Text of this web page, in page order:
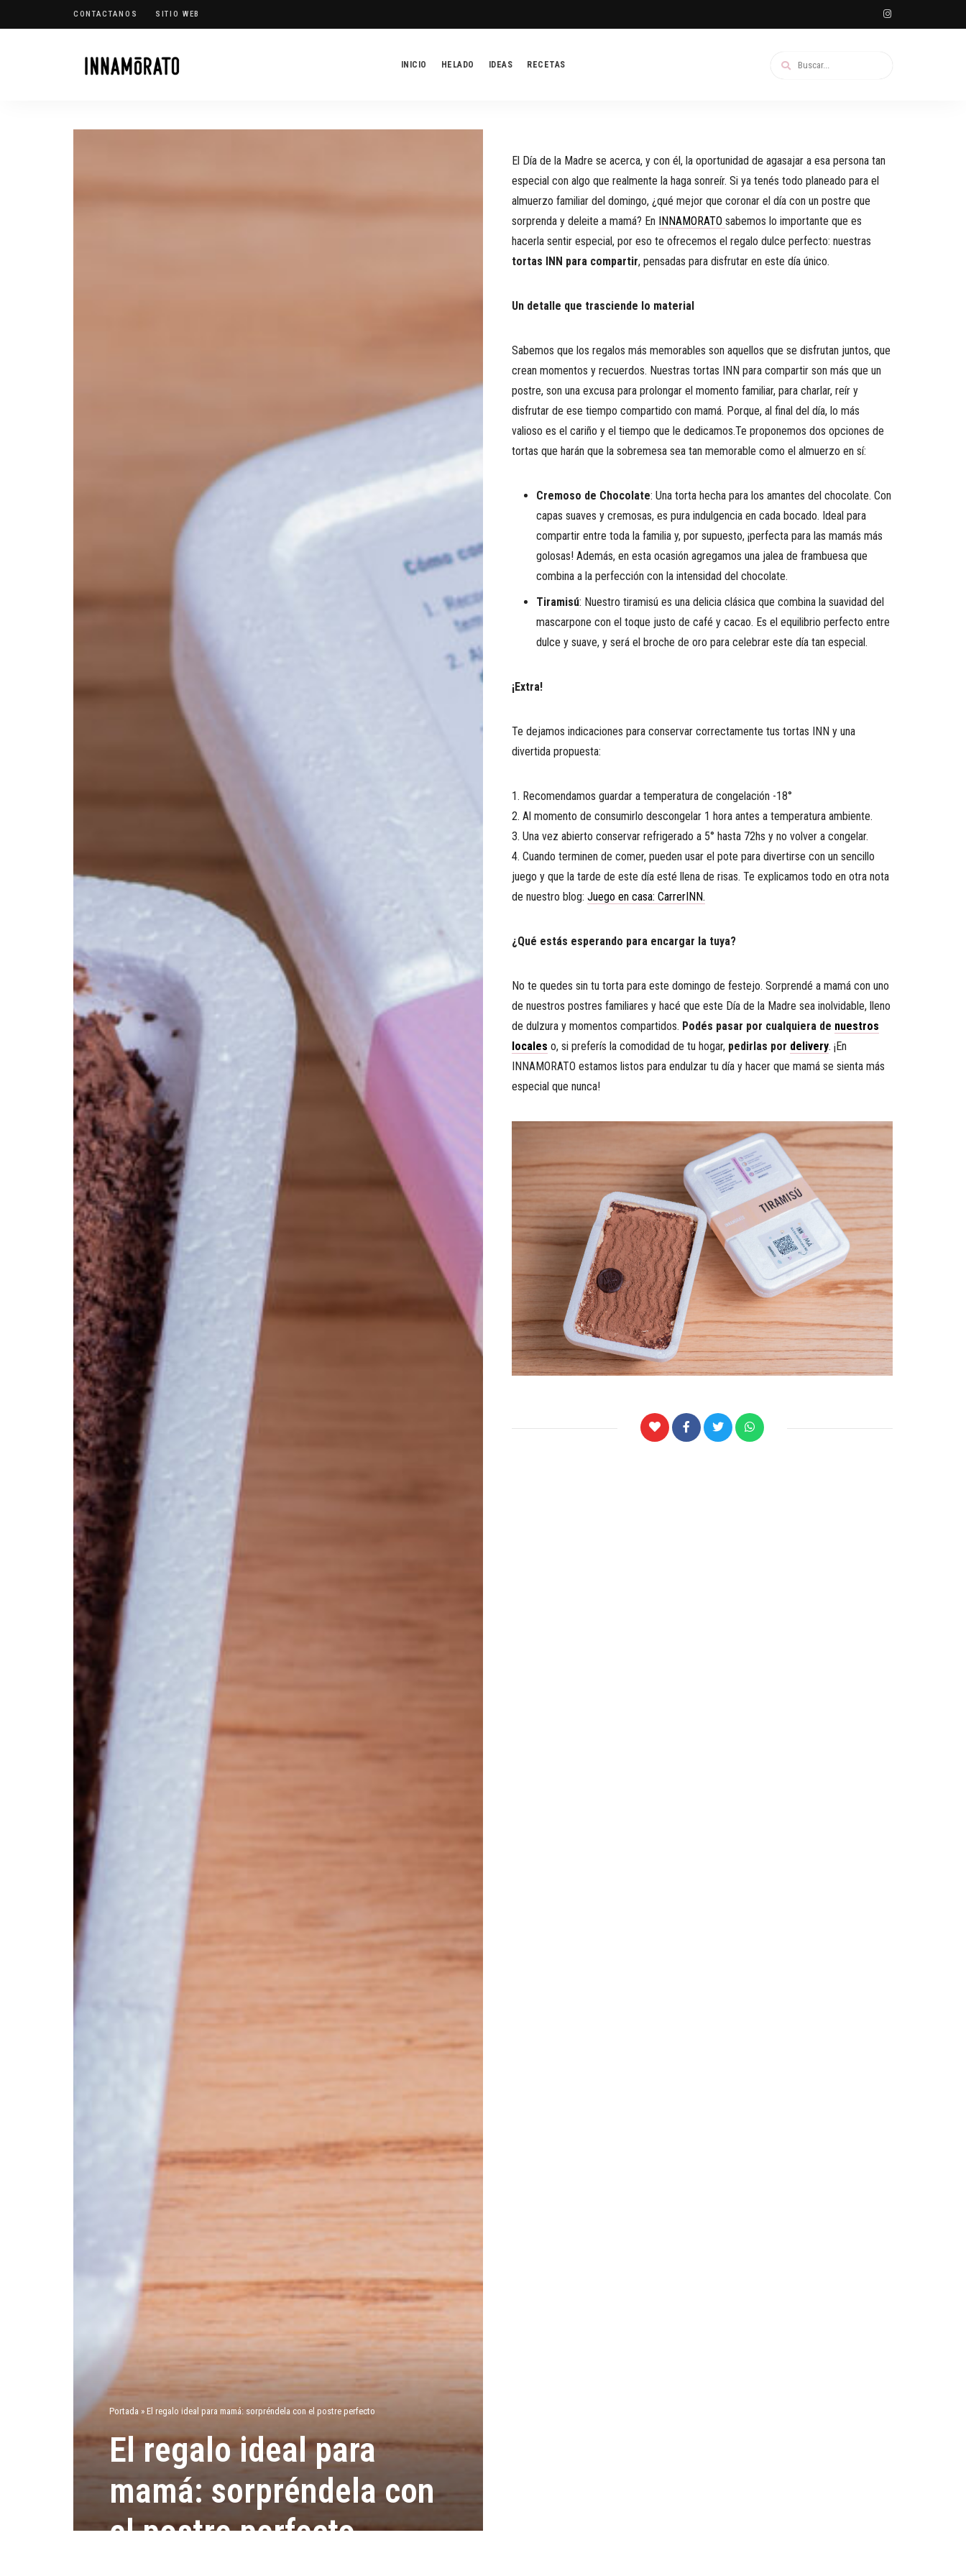
CONTACTANOS SITIO WEB
Blog
INICIO HELADO IDEAS RECETAS
Portada » El regalo ideal para mamá: sorpréndela con el postre perfecto
El regalo ideal para
mamá: sorpréndela con
el postre perfecto
El Día de la Madre se acerca, y con él, la oportunidad de agasajar a esa persona tan
especial con algo que realmente la haga sonreír. Si ya tenés todo planeado para el
almuerzo familiar del domingo, ¿qué mejor que coronar el día con un postre que
sorprenda y deleite a mamá? En INNAMORATO sabemos lo importante que es
hacerla sentir especial, por eso te ofrecemos el regalo dulce perfecto: nuestras
tortas INN para compartir, pensadas para disfrutar en este día único.
Un detalle que trasciende lo material
Sabemos que los regalos más memorables son aquellos que se disfrutan juntos, que
crean momentos y recuerdos. Nuestras tortas INN para compartir son más que un
postre, son una excusa para prolongar el momento familiar, para charlar, reír y
disfrutar de ese tiempo compartido con mamá. Porque, al final del día, lo más
valioso es el cariño y el tiempo que le dedicamos.Te proponemos dos opciones de
tortas que harán que la sobremesa sea tan memorable como el almuerzo en sí:
Cremoso de Chocolate: Una torta hecha para los amantes del chocolate. Con
capas suaves y cremosas, es pura indulgencia en cada bocado. Ideal para
compartir entre toda la familia y, por supuesto, ¡perfecta para las mamás más
golosas! Además, en esta ocasión agregamos una jalea de frambuesa que
combina a la perfección con la intensidad del chocolate.
Tiramisú: Nuestro tiramisú es una delicia clásica que combina la suavidad del
mascarpone con el toque justo de café y cacao. Es el equilibrio perfecto entre
dulce y suave, y será el broche de oro para celebrar este día tan especial.
¡Extra!
Te dejamos indicaciones para conservar correctamente tus tortas INN y una
divertida propuesta:
1. Recomendamos guardar a temperatura de congelación -18°
2. Al momento de consumirlo descongelar 1 hora antes a temperatura ambiente.
3. Una vez abierto conservar refrigerado a 5° hasta 72hs y no volver a congelar.
4. Cuando terminen de comer, pueden usar el pote para divertirse con un sencillo
juego y que la tarde de este día esté llena de risas. Te explicamos todo en otra nota
de nuestro blog: Juego en casa: CarrerINN.
¿Qué estás esperando para encargar la tuya?
No te quedes sin tu torta para este domingo de festejo. Sorprendé a mamá con uno
de nuestros postres familiares y hacé que este Día de la Madre sea inolvidable, lleno
de dulzura y momentos compartidos. Podés pasar por cualquiera de nuestros
locales o, si preferís la comodidad de tu hogar, pedirlas por delivery. ¡En
INNAMORATO estamos listos para endulzar tu día y hacer que mamá se sienta más
especial que nunca!